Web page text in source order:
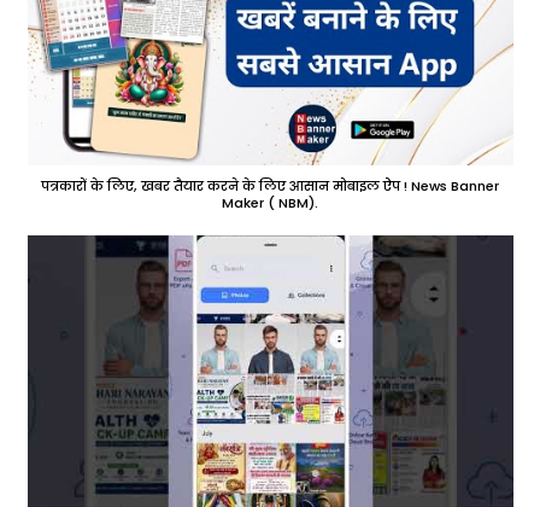
पत्रकारों के लिए, खबर तैयार करने के लिए आसान मोबाइल ऐप ! News Banner
Maker ( NBM).